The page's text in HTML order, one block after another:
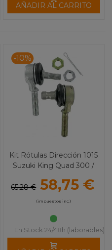
AÑADIR AL CARRITO
-10%
Kit Rótulas Dirección 1015
Suzuki King Quad 300 /
65,28 € 58,75 €
(impuestos inc.)
En Stock 24/48h (laborables)